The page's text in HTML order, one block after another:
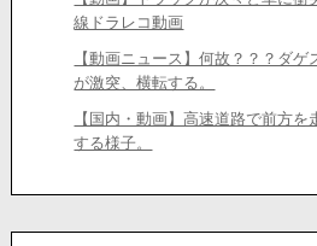
線ドラレコ動画
【動画ニュース】何故？？？ダ
が激突、横転する。
【国内・動画】高速道路で前方
する様子。